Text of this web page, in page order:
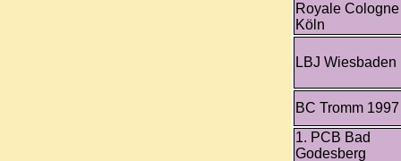
Royale Cologne
Köln
LBJ Wiesbaden
BC Tromm 1997
1. PCB Bad
Godesberg